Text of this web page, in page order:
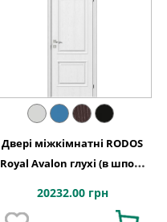
Двері міжкімнатні RODOS
Royal Avalon глухі (в шпоні
20232.00 грн